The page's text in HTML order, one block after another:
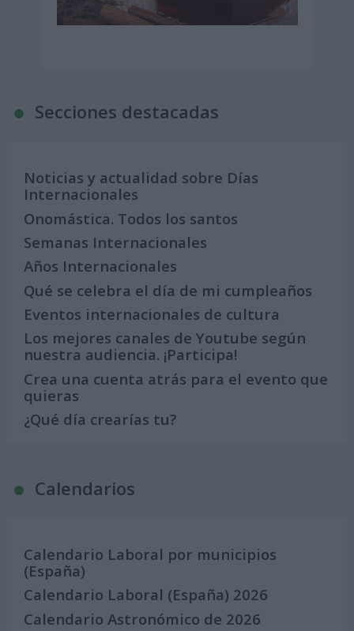
Secciones destacadas
Noticias y actualidad sobre Días
Internacionales
Onomástica. Todos los santos
Semanas Internacionales
Años Internacionales
Qué se celebra el día de mi cumpleaños
Eventos internacionales de cultura
Los mejores canales de Youtube según
nuestra audiencia. ¡Participa!
Crea una cuenta atrás para el evento que
quieras
¿Qué día crearías tu?
Calendarios
Calendario Laboral por municipios
(España)
Calendario Laboral (España) 2026
Calendario Astronómico de 2026